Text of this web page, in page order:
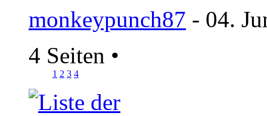
monkeypunch87 - 04.
4 Seiten •
1 2 3 4